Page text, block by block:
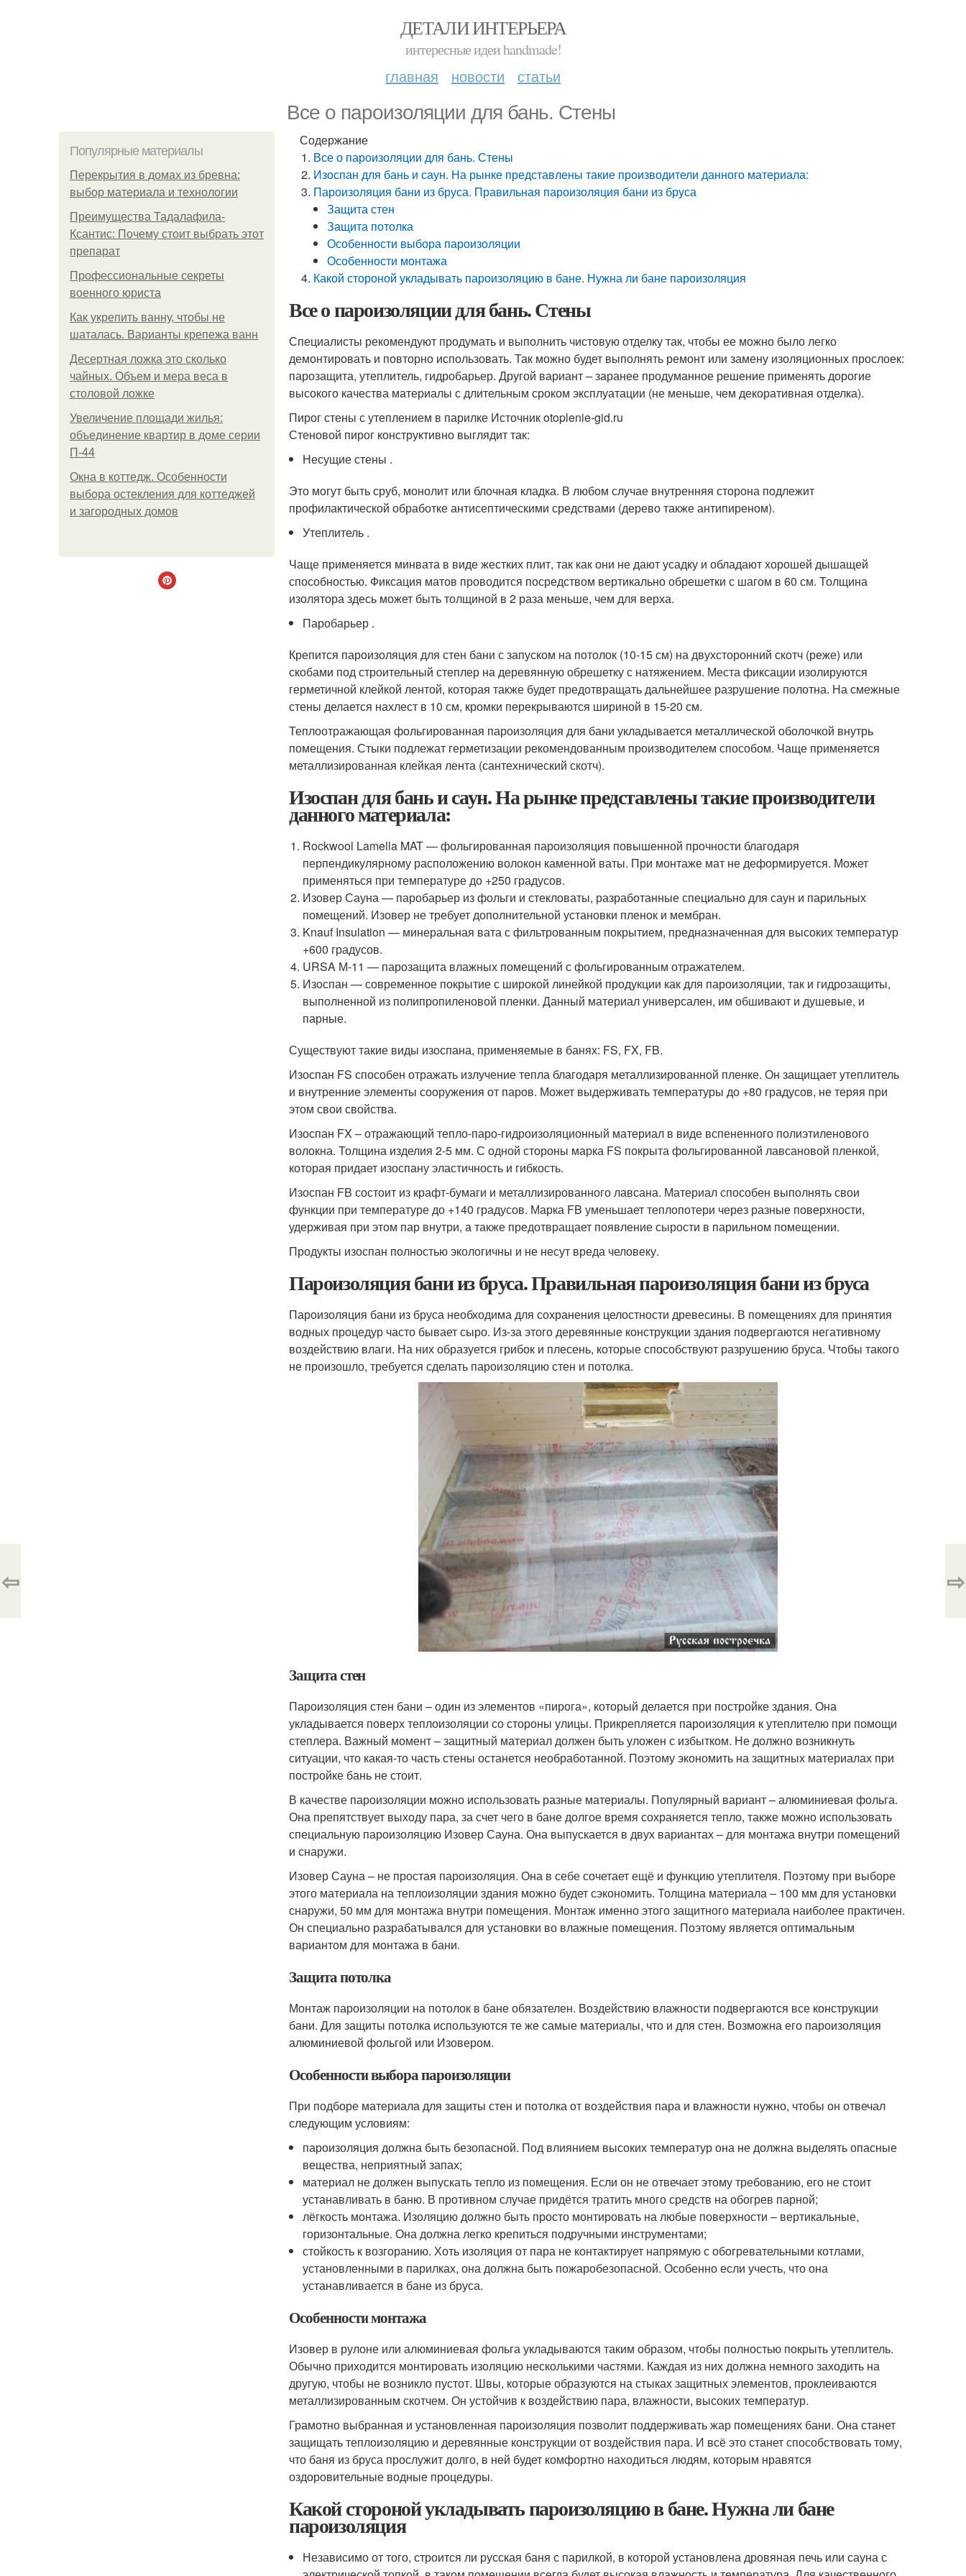
ДЕТАЛИ ИНТЕРЬЕРА
интересные идеи handmade!
главная новости статьи
Все о пароизоляции для бань. Стены
Популярные материалы
Перекрытия в домах из бревна:
выбор материала и технологии
Преимущества Тадалафила-
Ксантис: Почему стоит выбрать этот
препарат
Профессиональные секреты
военного юриста
Как укрепить ванну, чтобы не
шаталась. Варианты крепежа ванн
Десертная ложка это сколько
чайных. Объем и мера веса в
столовой ложке
Увеличение площади жилья:
объединение квартир в доме серии
П-44
Окна в коттедж. Особенности
выбора остекления для коттеджей
и загородных домов
Содержание
Все о пароизоляции для бань. Стены
Изоспан для бань и саун. На рынке представлены такие производители данного материала:
Пароизоляция бани из бруса. Правильная пароизоляция бани из бруса
Защита стен
Защита потолка
Особенности выбора пароизоляции
Особенности монтажа
Какой стороной укладывать пароизоляцию в бане. Нужна ли бане пароизоляция
Все о пароизоляции для бань. Стены
Специалисты рекомендуют продумать и выполнить чистовую отделку так, чтобы ее можно было легко
демонтировать и повторно использовать. Так можно будет выполнять ремонт или замену изоляционных прослоек:
парозащита, утеплитель, гидробарьер. Другой вариант – заранее продуманное решение применять дорогие
высокого качества материалы с длительным сроком эксплуатации (не меньше, чем декоративная отделка).
Пирог стены с утеплением в парилке Источник otoplenie-gid.ru
Стеновой пирог конструктивно выглядит так:
Несущие стены .
Это могут быть сруб, монолит или блочная кладка. В любом случае внутренняя сторона подлежит
профилактической обработке антисептическими средствами (дерево также антипиреном).
Утеплитель .
Чаще применяется минвата в виде жестких плит, так как они не дают усадку и обладают хорошей дышащей
способностью. Фиксация матов проводится посредством вертикально обрешетки с шагом в 60 см. Толщина
изолятора здесь может быть толщиной в 2 раза меньше, чем для верха.
Паробарьер .
Крепится пароизоляция для стен бани с запуском на потолок (10-15 см) на двухсторонний скотч (реже) или
скобами под строительный степлер на деревянную обрешетку с натяжением. Места фиксации изолируются
герметичной клейкой лентой, которая также будет предотвращать дальнейшее разрушение полотна. На смежные
стены делается нахлест в 10 см, кромки перекрываются шириной в 15-20 см.
Теплоотражающая фольгированная пароизоляция для бани укладывается металлической оболочкой внутрь
помещения. Стыки подлежат герметизации рекомендованным производителем способом. Чаще применяется
металлизированная клейкая лента (сантехнический скотч).
Изоспан для бань и саун. На рынке представлены такие производители
данного материала:
Rockwool Lamella MAT — фольгированная пароизоляция повышенной прочности благодаря
перпендикулярному расположению волокон каменной ваты. При монтаже мат не деформируется. Может
применяться при температуре до +250 градусов.
Изовер Сауна — паробарьер из фольги и стекловаты, разработанные специально для саун и парильных
помещений. Изовер не требует дополнительной установки пленок и мембран.
Knauf Insulation — минеральная вата с фильтрованным покрытием, предназначенная для высоких температур
+600 градусов.
URSA М-11 — парозащита влажных помещений с фольгированным отражателем.
Изоспан — современное покрытие с широкой линейкой продукции как для пароизоляции, так и гидрозащиты,
выполненной из полипропиленовой пленки. Данный материал универсален, им обшивают и душевые, и
парные.
Существуют такие виды изоспана, применяемые в банях: FS, FX, FB.
Изоспан FS способен отражать излучение тепла благодаря металлизированной пленке. Он защищает утеплитель
и внутренние элементы сооружения от паров. Может выдерживать температуры до +80 градусов, не теряя при
этом свои свойства.
Изоспан FX – отражающий тепло-паро-гидроизоляционный материал в виде вспененного полиэтиленового
волокна. Толщина изделия 2-5 мм. С одной стороны марка FS покрыта фольгированной лавсановой пленкой,
которая придает изоспану эластичность и гибкость.
Изоспан FB состоит из крафт-бумаги и металлизированного лавсана. Материал способен выполнять свои
функции при температуре до +140 градусов. Марка FB уменьшает теплопотери через разные поверхности,
удерживая при этом пар внутри, а также предотвращает появление сырости в парильном помещении.
Продукты изоспан полностью экологичны и не несут вреда человеку.
Пароизоляция бани из бруса. Правильная пароизоляция бани из бруса
Пароизоляция бани из бруса необходима для сохранения целостности древесины. В помещениях для принятия
водных процедур часто бывает сыро. Из-за этого деревянные конструкции здания подвергаются негативному
воздействию влаги. На них образуется грибок и плесень, которые способствуют разрушению бруса. Чтобы такого
не произошло, требуется сделать пароизоляцию стен и потолка.
Защита стен
Пароизоляция стен бани – один из элементов «пирога», который делается при постройке здания. Она
укладывается поверх теплоизоляции со стороны улицы. Прикрепляется пароизоляция к утеплителю при помощи
степлера. Важный момент – защитный материал должен быть уложен с избытком. Не должно возникнуть
ситуации, что какая-то часть стены останется необработанной. Поэтому экономить на защитных материалах при
постройке бань не стоит.
В качестве пароизоляции можно использовать разные материалы. Популярный вариант – алюминиевая фольга.
Она препятствует выходу пара, за счет чего в бане долгое время сохраняется тепло, также можно использовать
специальную пароизоляцию Изовер Сауна. Она выпускается в двух вариантах – для монтажа внутри помещений
и снаружи.
Изовер Сауна – не простая пароизоляция. Она в себе сочетает ещё и функцию утеплителя. Поэтому при выборе
этого материала на теплоизоляции здания можно будет сэкономить. Толщина материала – 100 мм для установки
снаружи, 50 мм для монтажа внутри помещения. Монтаж именно этого защитного материала наиболее практичен.
Он специально разрабатывался для установки во влажные помещения. Поэтому является оптимальным
вариантом для монтажа в бани.
Защита потолка
Монтаж пароизоляции на потолок в бане обязателен. Воздействию влажности подвергаются все конструкции
бани. Для защиты потолка используются те же самые материалы, что и для стен. Возможна его пароизоляция
алюминиевой фольгой или Изовером.
Особенности выбора пароизоляции
При подборе материала для защиты стен и потолка от воздействия пара и влажности нужно, чтобы он отвечал
следующим условиям:
пароизоляция должна быть безопасной. Под влиянием высоких температур она не должна выделять опасные
вещества, неприятный запах;
материал не должен выпускать тепло из помещения. Если он не отвечает этому требованию, его не стоит
устанавливать в баню. В противном случае придётся тратить много средств на обогрев парной;
лёгкость монтажа. Изоляцию должно быть просто монтировать на любые поверхности – вертикальные,
горизонтальные. Она должна легко крепиться подручными инструментами;
стойкость к возгоранию. Хоть изоляция от пара не контактирует напрямую с обогревательными котлами,
установленными в парилках, она должна быть пожаробезопасной. Особенно если учесть, что она
устанавливается в бане из бруса.
Особенности монтажа
Изовер в рулоне или алюминиевая фольга укладываются таким образом, чтобы полностью покрыть утеплитель.
Обычно приходится монтировать изоляцию несколькими частями. Каждая из них должна немного заходить на
другую, чтобы не возникло пустот. Швы, которые образуются на стыках защитных элементов, проклеиваются
металлизированным скотчем. Он устойчив к воздействию пара, влажности, высоких температур.
Грамотно выбранная и установленная пароизоляция позволит поддерживать жар помещениях бани. Она станет
защищать теплоизоляцию и деревянные конструкции от воздействия пара. И всё это станет способствовать тому,
что баня из бруса прослужит долго, в ней будет комфортно находиться людям, которым нравятся
оздоровительные водные процедуры.
Какой стороной укладывать пароизоляцию в бане. Нужна ли бане
пароизоляция
Независимо от того, строится ли русская баня с парилкой, в которой установлена дровяная печь или сауна с
⇦ ⇨